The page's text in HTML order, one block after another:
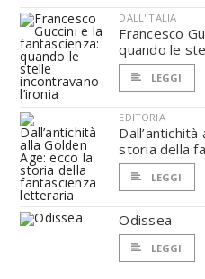
DALL'ITALIA
Francesco
quando le
LEGGI
EDITORIA
Dall’antichità
storia della
LEGGI
Odissea
LEGGI